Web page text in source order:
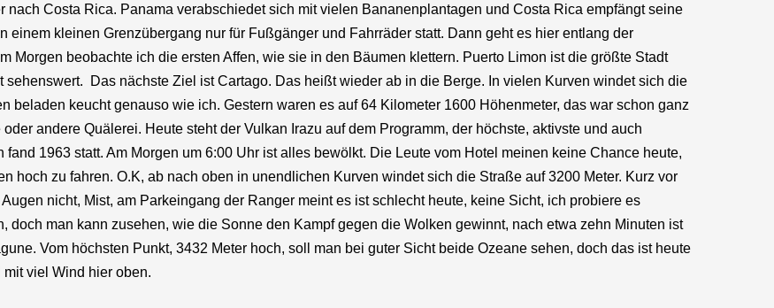
Costa Rica. Panama verabschiedet sich mit vielen Bananenplantagen und Costa Rica empfängt seine
einem kleinen Grenzübergang nur für Fußgänger und Fahrräder statt. Dann geht es hier entlang der
Morgen beobachte ich die ersten Affen, wie sie in den Bäumen klettern. Puerto Limon ist die größte Stadt
Das nächste Ziel ist Cartago. Das heißt wieder ab in die Berge. In vielen Kurven windet sich die
beladen keucht genauso wie ich. Gestern waren es auf 64 Kilometer 1600 Höhenmeter, das war schon ganz
andere Quälerei. Heute steht der Vulkan Irazu auf dem Programm, der höchste, aktivste und auch
1963 statt. Am Morgen um 6:00 Uhr ist alles bewölkt. Die Leute vom Hotel meinen keine Chance heute,
hoch zu fahren. O.K, ab nach oben in unendlichen Kurven windet sich die Straße auf 3200 Meter. Kurz vor
nicht, Mist, am Parkeingang der Ranger meint es ist schlecht heute, keine Sicht, ich probiere es
doch man kann zusehen, wie die Sonne den Kampf gegen die Wolken gewinnt, nach etwa zehn Minuten ist
Vom höchsten Punkt, 3432 Meter hoch, soll man bei guter Sicht beide Ozeane sehen, doch das ist heute
viel Wind hier oben.